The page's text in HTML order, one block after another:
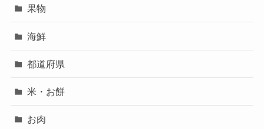
果物
海鮮
都道府県
米・お餅
お肉